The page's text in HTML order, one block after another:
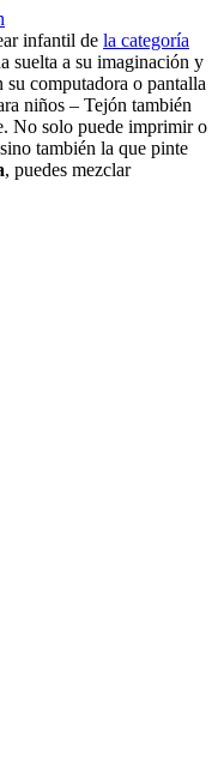
infantil de la categoría
suelta a su imaginación y
su computadora o pantalla
niños – Tejón también
No solo puede imprimir o
también la que pinte
, puedes mezclar